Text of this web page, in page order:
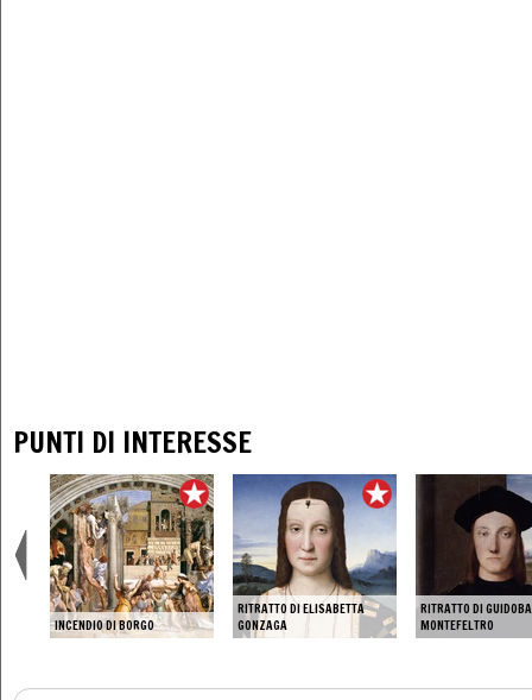
PUNTI DI INTERESSE
INCENDIO DI BORGO
RITRATTO DI ELISABETTA
GONZAGA
RITRATTO DI
MONTEFELTRO